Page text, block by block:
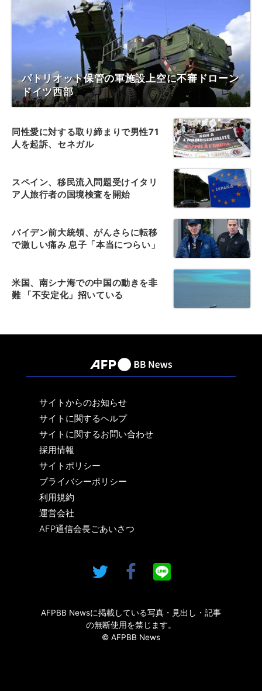
パトリオット保管の軍施設上空に不審ドローン
ドイツ西部
同性愛に対する取り締まりで男性71
人を起訴、セネガル
スペイン、移民流入問題受けイタリ
ア人旅行者の国境検査を開始
バイデン前大統領、がんさらに転移
で激しい痛み 息子「本当につらい」
米国、南シナ海での中国の動きを非
難 「不安定化」招いている
サイトからのお知らせ
サイトに関するヘルプ
サイトに関するお問い合わせ
採用情報
サイトポリシー
プライバシーポリシー
利用規約
運営会社
AFP通信会長ごあいさつ
AFPBB Newsに掲載している写真・見出し・記事
の無断使用を禁じます。
© AFPBB News